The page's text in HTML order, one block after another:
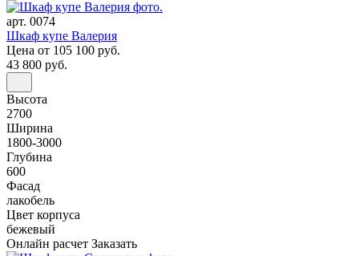
арт. 0074
Шкаф купе Валерия
Цена от 105 100 руб.
43 800 руб.
Высота
2700
Ширина
1800-3000
Глубина
600
Фасад
лакобель
Цвет корпуса
бежевый
Онлайн расчет Заказать